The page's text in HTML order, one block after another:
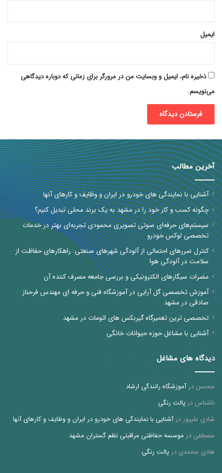
ایمیل
ذخیره نام، ایمیل و وبسایت من در مرورگر برای زمانی که دوباره دیدگاهی
می‌نویسم.
آخرین مطالب
آشنایی با نمایندگی های خودرو در ایران و وظایف و کارهای آنها
چگونه کسب و کار خود را در مشهد به یک برند محلی تبدیل کنیم؟
سیستم‌های حرفه‌ای صوتی تصویری محمودی تجربه‌ای بهتر در خدمات
تخصصی لوکس خودرو
کنترل ضررهای احتمالی از آلودگی شهرهای صنعتی: راهکارهای حفاظت از
سلامت در آلودگی هوا
مضرات سیگارهای الکترونیکی و بررسی جامعه مصرف کننده آن
آموزش تخصصی گل آرایی در آموزشگاه فنی و حرفه ای مهندس فرحناز
صادقی در مشهد
تخصصی ترین تعمیرگاه گیربکس های اتومات در مشهد
آشنایی با مشاغل حوزه حیوانات خانگی
دیدگاه های مشاغل
محسن درآموزشگاه رانندگی ارشاد
ناشناس درپالت رنگی
شادی علیپوردرآشنایی با نمایندگی های خودرو در ایران و وظایف و کارهای آنها
مصطفی در موسسه حفاظتی مراقبتی نظم گستران مشهد
هادی محمدی درپالت رنگی